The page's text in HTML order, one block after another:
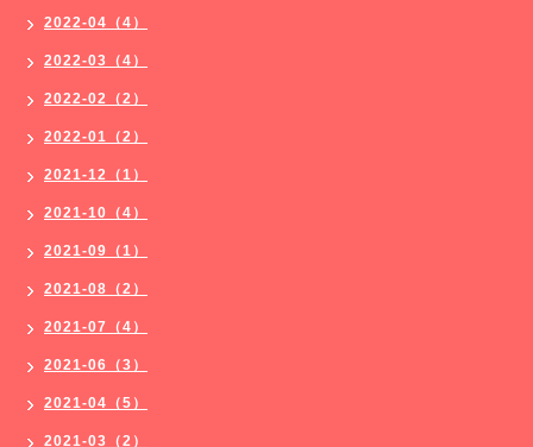
2022-04（4）
2022-03（4）
2022-02（2）
2022-01（2）
2021-12（1）
2021-10（4）
2021-09（1）
2021-08（2）
2021-07（4）
2021-06（3）
2021-04（5）
2021-03（2）